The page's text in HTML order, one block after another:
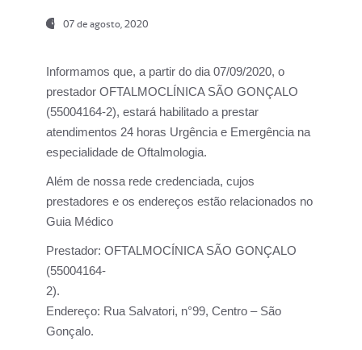
07 de agosto, 2020
Informamos que, a partir do dia07/09/2020, o
prestador OFTALMOCLÍNICA SÃO GONÇALO
(55004164-2), estará habilitado a prestar
atendimentos 24 horas Urgência e Emergência na
especialidade de Oftalmologia.
Além de nossa rede credenciada, cujos
prestadores e os endereços estão relacionados no
Guia Médico
Prestador: OFTALMOCÍNICA SÃO GONÇALO
(55004164-
2).
Endereço: Rua Salvatori, n°99, Centro – São
Gonçalo.